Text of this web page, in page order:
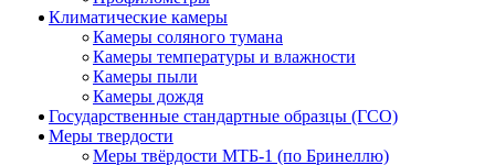
Климатические камеры
Камеры соляного тумана
Камеры температуры и влажности
Камеры пыли
Камеры дождя
Государственные стандартные образцы (ГСО)
Меры твердости
Меры твёрдости МТБ-1 (по Бринеллю)